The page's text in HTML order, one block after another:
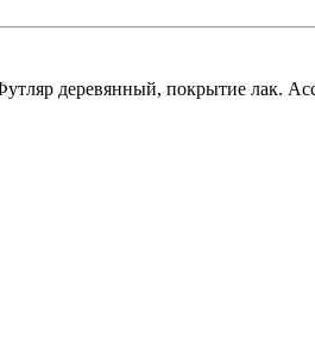
деревянный, покрытие лак.